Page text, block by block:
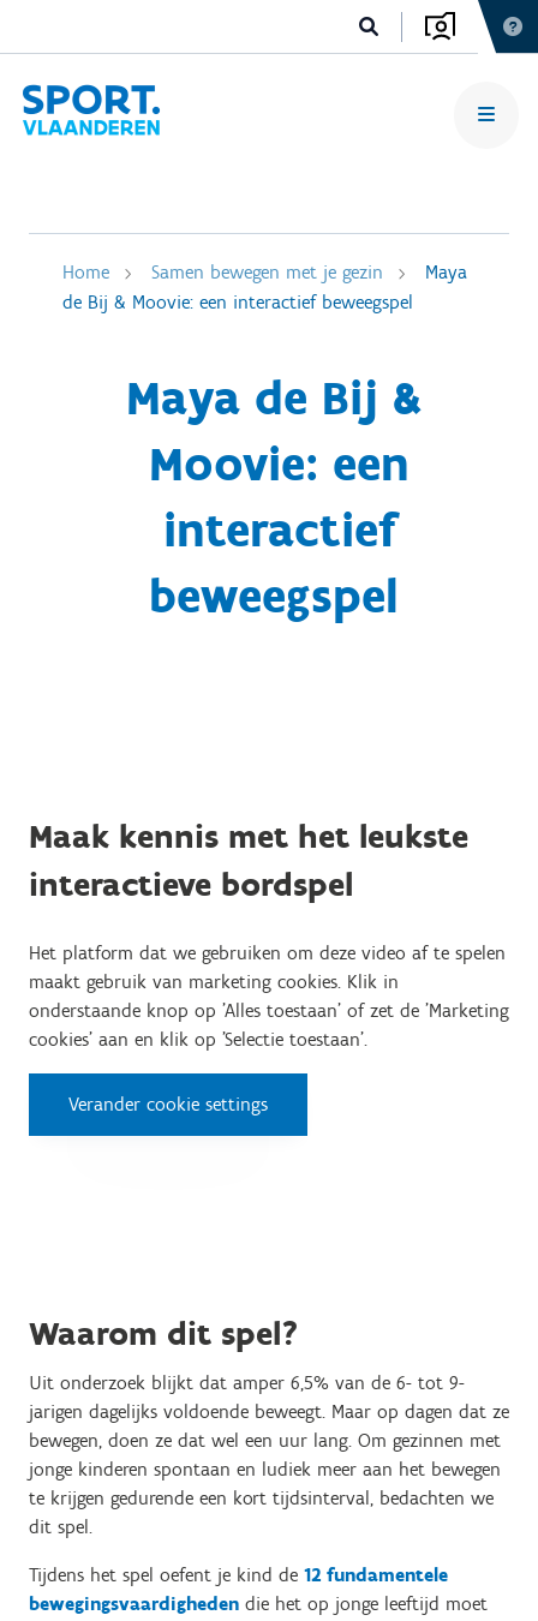
Home Samen bewegen met je gezin
Maya
de Bij & Moovie: een interactief beweegspel
Maya de Bij &
Moovie: een
interactief
beweegspel
Maak kennis met het leukste
interactieve bordspel
Het platform dat we gebruiken om deze video af te spelen
maakt gebruik van marketing cookies. Klik in
onderstaande knop op 'Alles toestaan' of zet de 'Marketing
cookies' aan en klik op 'Selectie toestaan'.
Verander cookie settings
Waarom dit spel?
Uit onderzoek blijkt dat amper 6,5% van de 6- tot 9-
jarigen dagelijks voldoende beweegt. Maar op dagen dat ze
bewegen, doen ze dat wel een uur lang. Om gezinnen met
jonge kinderen spontaan en ludiek meer aan het bewegen
te krijgen gedurende een kort tijdsinterval, bedachten we
dit spel.
Tijdens het spel oefent je kind de 12 fundamentele
bewegingsvaardigheden die het op jonge leeftijd moet